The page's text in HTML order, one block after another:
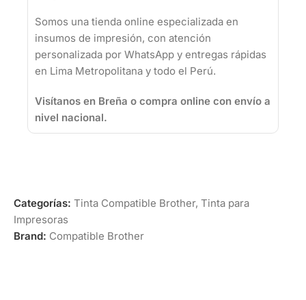
Somos una tienda online especializada en
insumos de impresión, con atención
personalizada por WhatsApp y entregas rápidas
en Lima Metropolitana y todo el Perú.
Visítanos en Breña o compra online con envío a
nivel nacional.
Categorías: Tinta Compatible Brother, Tinta para
Impresoras
Brand: Compatible Brother